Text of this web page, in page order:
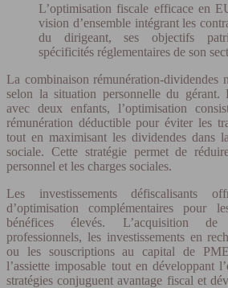
L’optimisation fiscale efficace en EURL résulte d’une
vision d’ensemble intégrant les
du dirigeant, ses objectifs
spécificités réglementaires de son
La combinaison rémunération-dividendes
selon la situation personnelle du gérant.
avec deux enfants, l’optimisation
rémunération déductible pour éviter les
tout en maximisant les dividendes dans
sociale. Cette stratégie permet de
personnel et les charges sociales.
Les investissements défiscalisants
d’optimisation complémentaires pour
bénéfices élevés. L’acquisition de
professionnels, les investissements en
ou les souscriptions au capital de
l’assiette imposable tout en développant
stratégies conjuguent avantage fiscal et